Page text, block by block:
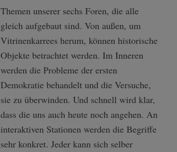
Themen unserer sechs Foren, die alle
gleich aufgebaut sind. Von außen, um
Vitrinenkarrees herum, können historische
Objekte betrachtet werden. Im Inneren
werden die Probleme der ersten
Demokratie behandelt und die Versuche,
sie zu überwinden. Und schnell wird klar,
dass die uns auch heute noch angehen. An
interaktiven Stationen werden die Begriffe
sehr konkret. Jeder kann sich selber